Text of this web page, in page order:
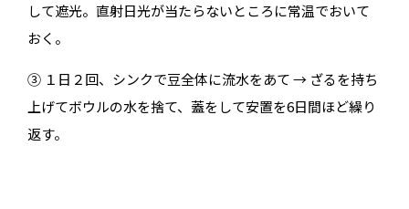
して遮光。直射日光が当たらないところに常温でおいて
おく。
③ １日２回、シンクで豆全体に流水をあて → ざるを持ち
上げてボウルの水を捨て、蓋をして安置を6日間ほど繰り
返す。